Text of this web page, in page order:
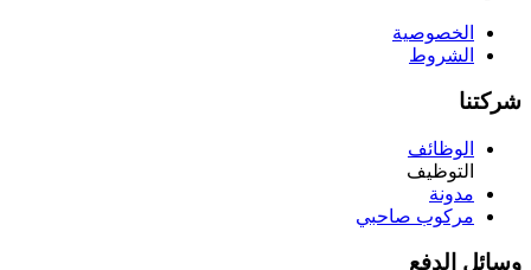
الخصوصية
الشروط
شركتنا
الوظائف
التوظيف
مدونة
مركوب صاحبي
وسائل الدفع